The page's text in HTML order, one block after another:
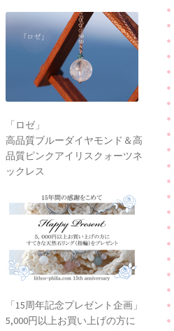
「ロゼ」
高品質ブルーダイヤモンド＆高
品質ピンクアイリスクォーツネ
ックレス
「15周年記念プレゼント企画」
5,000円以上お買い上げの方に